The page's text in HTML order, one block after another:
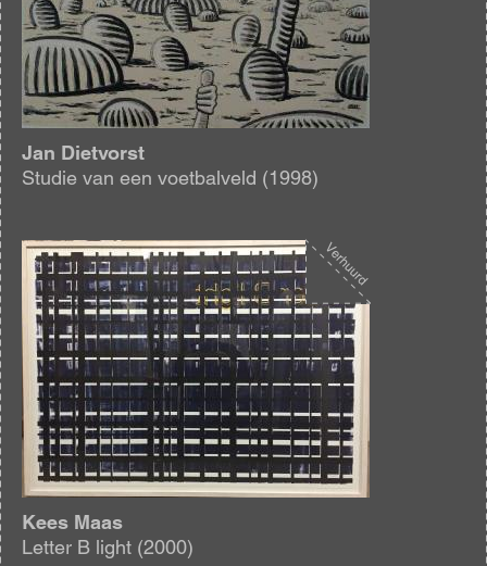
Jan Dietvorst
Studie van een voetbalveld (1998)
Afbeelding
Kees Maas
Letter B light (2000)